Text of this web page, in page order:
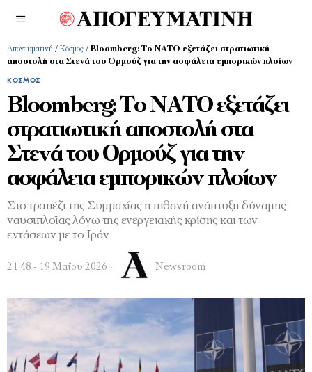
Απογευματινή / Κόσμος / Βloomberg: Το ΝΑΤΟ εξετάζει στρατιωτική
αποστολή στα Στενά του Ορμούζ για την ασφάλεια εμπορικών πλοίων
ΚΌΣΜΟΣ
Βloomberg: Το ΝΑΤΟ εξετάζει
στρατιωτική αποστολή στα
Στενά του Ορμούζ για την
ασφάλεια εμπορικών πλοίων
Στο τραπέζι της Συμμαχίας η πιθανή ανάπτυξη δύναμης
ναυσιπλοΐας λόγω της ενεργειακής κρίσης και των
εντάσεων με το Ιράν
21:48 - 19 Μαΐου 2026 Newsroom